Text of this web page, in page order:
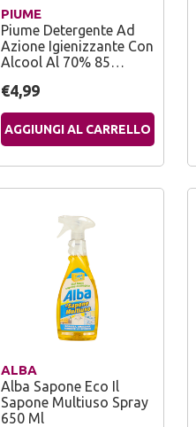
PIUME
Piume Detergente Ad
Azione Igienizzante Con
Alcool Al 70% 85…
€4,99
AGGIUNGI AL CARRELLO
ALBA
Alba Sapone Eco Il
Sapone Multiuso Spray
650 Ml